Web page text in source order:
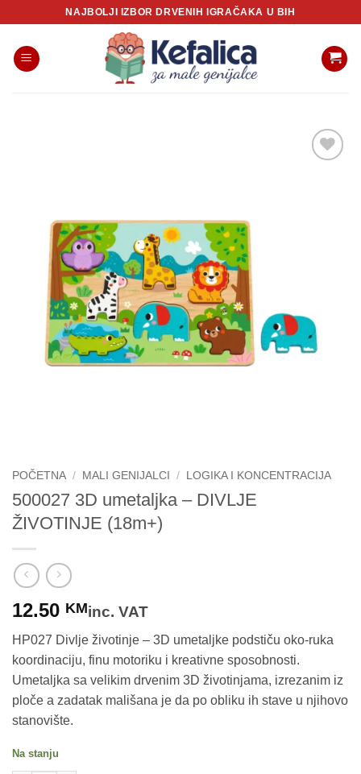
content
NAJBOLJI IZBOR DRVENIH IGRAČAKA U BIH
POČETNA / MALI GENIJALCI / LOGIKA I KONCENTRACIJA
500027 3D umetaljka – DIVLJE
ŽIVOTINJE (18m+)
12.50 KMinc. VAT
HP027 Divlje životinje – 3D umetaljke podstiču oko-ruka
koordinaciju, finu motoriku i kreativne sposobnosti.
Umetaljka sa velikim drvenim 3D životinjama, izrezanim iz
ploče a zadatak mališana je da po obliku ih stave u njihovo
stanovište.
Na stanju